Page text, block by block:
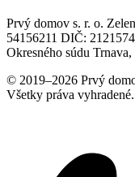
Prvý domov s. r. o.
54156211 DIČ:
Okresného súdu
© 2019–2026 Prvý
Všetky práva vyhradené.